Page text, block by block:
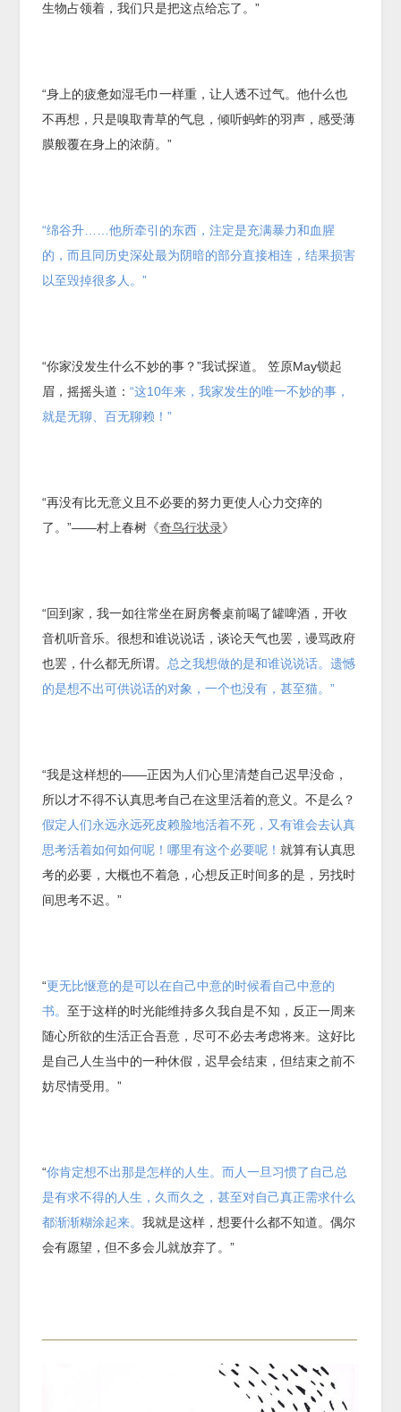
生物占领着，我们只是把这点给忘了。”
“身上的疲惫如湿毛巾一样重，让人透不过气。他什么也
不再想，只是嗅取青草的气息，倾听蚂蚱的羽声，感受薄
膜般覆在身上的浓荫。”
“绵谷升……他所牵引的东西，注定是充满暴力和血腥
的，而且同历史深处最为阴暗的部分直接相连，结果损害
以至毁掉很多人。”
“你家没发生什么不妙的事？”我试探道。 笠原May锁起
眉，摇摇头道：“这10年来，我家发生的唯一不妙的事，
就是无聊、百无聊赖！”
“再没有比无意义且不必要的努力更使人心力交瘁的
了。”——村上春树《奇鸟行状录》
“回到家，我一如往常坐在厨房餐桌前喝了罐啤酒，开收
音机听音乐。很想和谁说说话，谈论天气也罢，谩骂政府
也罢，什么都无所谓。 总之我想做的是和谁说说话。遗憾
的是想不出可供说话的对象，一个也没有，甚至猫。”
“我是这样想的——正因为人们心里清楚自己迟早没命，
所以才不得不认真思考自己在这里活着的意义。不是么？
假定人们永远永远死皮赖脸地活着不死，又有谁会去认真
思考活着如何如何呢！哪里有这个必要呢！就算有认真思
考的必要，大概也不着急，心想反正时间多的是，另找时
间思考不迟。”
“更无比惬意的是可以在自己中意的时候看自己中意的
书。至于这样的时光能维持多久我自是不知，反正一周来
随心所欲的生活正合吾意，尽可不必去考虑将来。这好比
是自己人生当中的一种休假，迟早会结束，但结束之前不
妨尽情受用。”
“你肯定想不出那是怎样的人生。而人一旦习惯了自己总
是有求不得的人生，久而久之，甚至对自己真正需求什么
都渐渐糊涂起来。我就是这样，想要什么都不知道。偶尔
会有愿望，但不多会儿就放弃了。”